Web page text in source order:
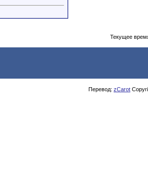
Текущее
Перевод: zCarot